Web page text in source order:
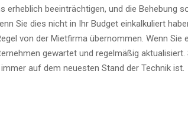
erheblich beeinträchtigen, und die Behebung
Sie dies nicht in Ihr Budget einkalkuliert
von der Mietfirma übernommen. Wenn Sie
gewartet und regelmäßig
auf dem neuesten Stand der Technik ist.